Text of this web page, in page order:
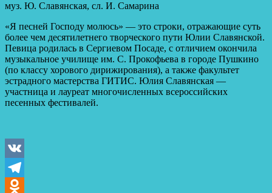
муз. Ю. Славянская, сл. И. Самарина
«Я песней Господу молюсь» — это строки, отражающие суть
более чем десятилетнего творческого пути Юлии Славянской.
Певица родилась в Сергиевом Посаде, с отличием окончила
музыкальное училище им. С. Прокофьева в городе Пушкино
(по классу хорового дирижирования), а также факультет
эстрадного мастерства ГИТИС. Юлия Славянская —
участница и лауреат многочисленных всероссийских
песенных фестивалей.
VK
Telegram